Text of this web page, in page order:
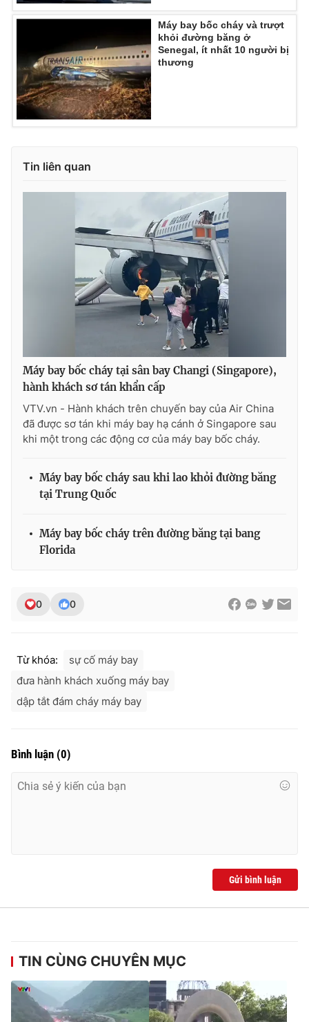
Máy bay bốc cháy và trượt
khỏi đường băng ở
Senegal, ít nhất 10 người bị
thương
Tin liên quan
Máy bay bốc cháy tại sân bay Changi (Singapore),
hành khách sơ tán khẩn cấp
VTV.vn - Hành khách trên chuyến bay của Air China
đã được sơ tán khi máy bay hạ cánh ở Singapore sau
khi một trong các động cơ của máy bay bốc cháy.
Máy bay bốc cháy sau khi lao khỏi đường băng
tại Trung Quốc
Máy bay bốc cháy trên đường băng tại bang
Florida
0 0
Từ khóa:
sự cố máy bay
đưa hành khách xuống máy bay
dập tắt đám cháy máy bay
Bình luận (0)
Gửi bình luận
TIN CÙNG CHUYÊN MỤC